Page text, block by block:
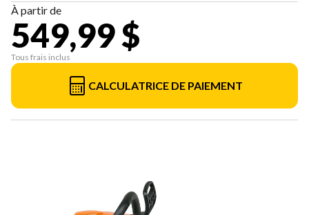
À partir de
549,99 $
Tous frais inclus
CALCULATRICE DE PAIEMENT